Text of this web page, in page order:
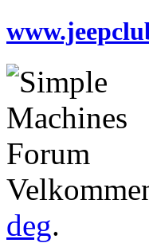
deg.